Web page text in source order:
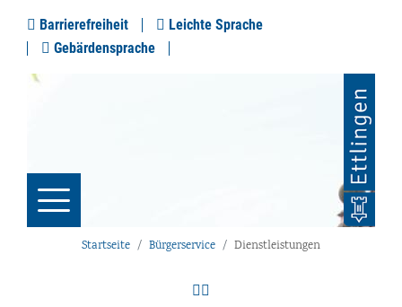
Barrierefreiheit
Leichte Sprache
Gebärdensprache
Startseite Bürgerservice Dienstleistungen